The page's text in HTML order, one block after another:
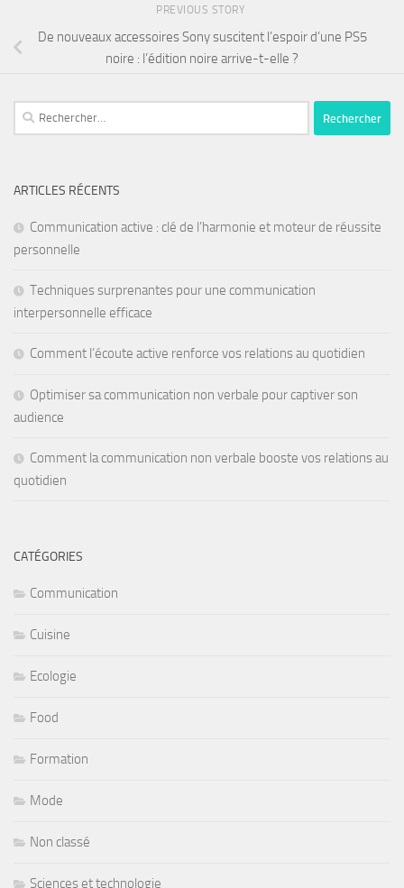
PREVIOUS STORY
De nouveaux accessoires Sony suscitent l’espoir d’une PS5
noire : l’édition noire arrive-t-elle ?
ARTICLES RÉCENTS
Communication active : clé de l’harmonie et moteur de réussite
personnelle
Techniques surprenantes pour une communication
interpersonnelle efficace
Comment l’écoute active renforce vos relations au quotidien
Optimiser sa communication non verbale pour captiver son
audience
Comment la communication non verbale booste vos relations au
quotidien
CATÉGORIES
Communication
Cuisine
Ecologie
Food
Formation
Mode
Non classé
Sciences et technologie